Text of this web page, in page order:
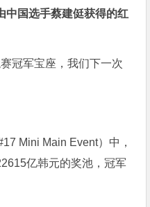
国选手蔡建侹获得的红
冠军宝座，我们下一次
Mini Main Event）中，
亿韩元的奖池，冠军